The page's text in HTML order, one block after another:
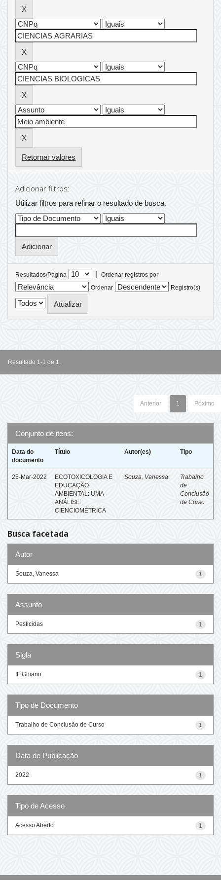
Retornar valores
Adicionar filtros:
Utilizar filtros para refinar o resultado de busca.
Resultados/Página |
Ordenar registros por
Ordenar
Registro(s)
Resultado 1-1 de 1.
Anterior 1 Póximo
Conjunto de itens:
Data do
documento
Título Autor(es) Tipo
25-Mar-2022
ECOTOXICOLOGIA E
EDUCAÇÃO
AMBIENTAL: UMA
ANÁLISE
CIENCIOMÉTRICA
Souza, Vanessa
Trabalho
de
Conclusão
de Curso
Busca facetada
Autor
1
Souza, Vanessa
Assunto
1
Pesticidas
Sigla
1
IF Goiano
Tipo de Documento
1
Trabalho de Conclusão de Curso
Data de Publicação
1
2022
Tipo de Acesso
1
Acesso Aberto